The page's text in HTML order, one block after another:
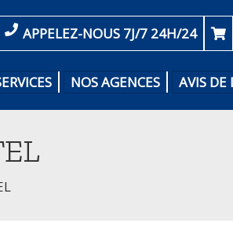
APPELEZ-NOUS 7J/7 24H/24
NOS AGENCES AVIS DE